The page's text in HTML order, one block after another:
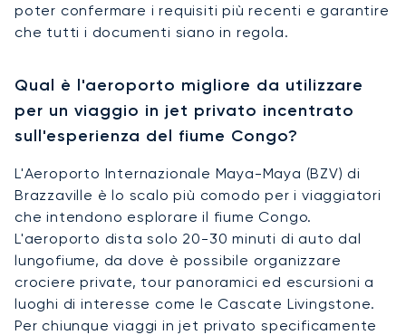
poter confermare i requisiti più recenti e garantire
che tutti i documenti siano in regola.
Qual è l'aeroporto migliore da utilizzare
per un viaggio in jet privato incentrato
sull'esperienza del fiume Congo?
L'Aeroporto Internazionale Maya-Maya (BZV) di
Brazzaville è lo scalo più comodo per i viaggiatori
che intendono esplorare il fiume Congo.
L'aeroporto dista solo 20-30 minuti di auto dal
lungofiume, da dove è possibile organizzare
crociere private, tour panoramici ed escursioni a
luoghi di interesse come le Cascate Livingstone.
Per chiunque viaggi in jet privato specificamente